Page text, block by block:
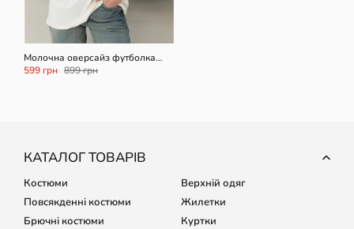
Молочна оверсайз футболка
Besties power
599 грн 899 грн
КАТАЛОГ ТОВАРІВ
Костюми
Повсякденні костюми
Брючні костюми
Верхній одяг
Жилетки
Куртки